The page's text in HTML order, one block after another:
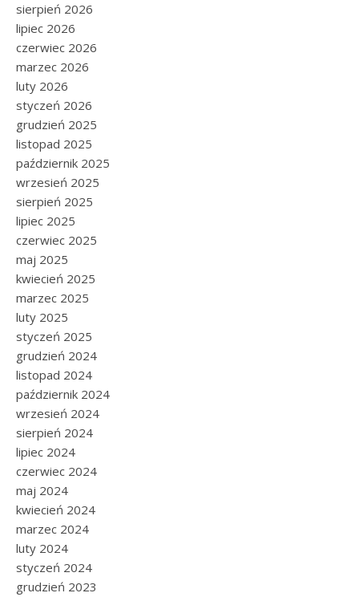
sierpień 2026
lipiec 2026
czerwiec 2026
marzec 2026
luty 2026
styczeń 2026
grudzień 2025
listopad 2025
październik 2025
wrzesień 2025
sierpień 2025
lipiec 2025
czerwiec 2025
maj 2025
kwiecień 2025
marzec 2025
luty 2025
styczeń 2025
grudzień 2024
listopad 2024
październik 2024
wrzesień 2024
sierpień 2024
lipiec 2024
czerwiec 2024
maj 2024
kwiecień 2024
marzec 2024
luty 2024
styczeń 2024
grudzień 2023